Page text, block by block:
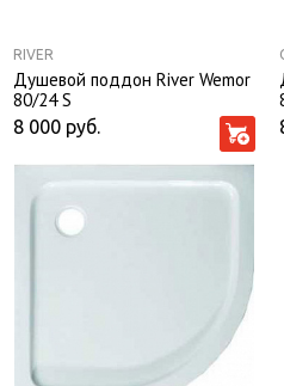
RIVER
Душевой поддон River Wemor
80/24 S
8 000 руб.